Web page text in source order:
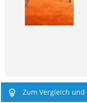
Zum Vergleich und